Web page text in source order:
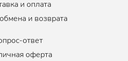
и оплата
и возврата
ответ
оферта